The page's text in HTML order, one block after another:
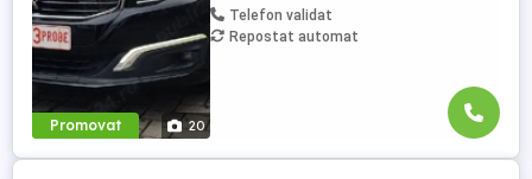
Promovat 20
Telefon validat
Repostat automat